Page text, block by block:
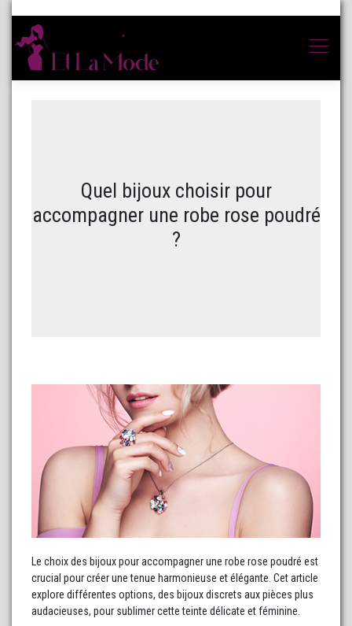
Quel bijoux choisir pour
accompagner une robe rose poudré
?
Le choix des bijoux pour accompagner une robe rose poudré est
crucial pour créer une tenue harmonieuse et élégante. Cet article
explore différentes options, des bijoux discrets aux pièces plus
audacieuses, pour sublimer cette teinte délicate et féminine.